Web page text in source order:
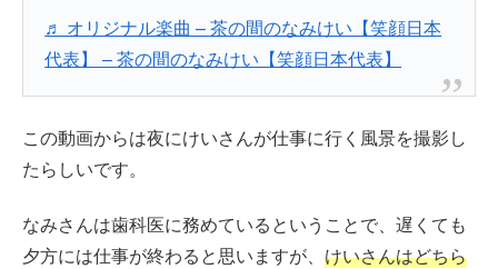
♬ オリジナル楽曲 – 茶の間のなみけい【笑顔日本
代表】 – 茶の間のなみけい【笑顔日本代表】
この動画からは夜にけいさんが仕事に行く風景を撮影し
たらしいです。
なみさんは歯科医に務めているということで、遅くても
夕方には仕事が終わると思いますが、 けいさんはどちら